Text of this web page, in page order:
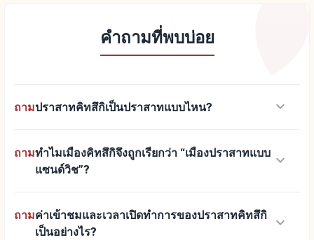
คำถามที่พบบ่อย
ถามปราสาทคิทสึกิเป็นปราสาทแบบไหน? keyboard_arrow_down
ถามทำไมเมืองคิทสึกิจึงถูกเรียกว่า “เมืองปราสาทแบบ
แซนด์วิช”?
keyboard_arrow_down
ถามค่าเข้าชมและเวลาเปิดทำการของปราสาทคิทสึกิ
เป็นอย่างไร?
keyboard_arrow_down